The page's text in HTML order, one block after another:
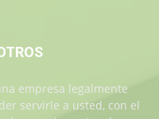
empresa legalmente
servirle a usted, con el